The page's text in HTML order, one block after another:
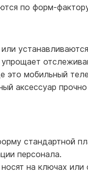
по форм-
это мобильный
аксессуар
стандартной
персонала.
на ключах